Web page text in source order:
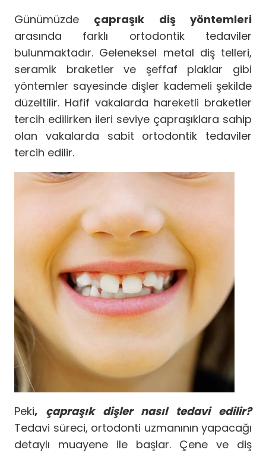
Günümüzde çapraşık diş yöntemleri
arasında farklı ortodontik tedaviler
bulunmaktadır. Geleneksel metal diş telleri,
seramik braketler ve şeffaf plaklar gibi
yöntemler sayesinde dişler kademeli şekilde
düzeltilir. Hafif vakalarda hareketli braketler
tercih edilirken ileri seviye çapraşıklara sahip
olan vakalarda sabit ortodontik tedaviler
tercih edilir.
Peki, çapraşık dişler nasıl tedavi edilir?
Tedavi süreci, ortodonti uzmanının yapacağı
detaylı muayene ile başlar. Çene ve diş